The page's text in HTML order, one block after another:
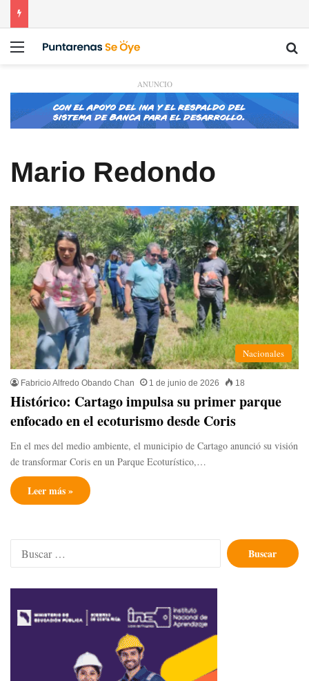
Menú
ANUNCIO
Mario Redondo
Nacionales
Fabricio Alfredo Obando Chan 1 de junio de 2026 18
Histórico: Cartago impulsa su primer parque
enfocado en el ecoturismo desde Coris
En el mes del medio ambiente, el municipio de Cartago anunció su visión
de transformar Coris en un Parque Ecoturístico,…
Leer más »
Buscar: